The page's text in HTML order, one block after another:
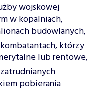
wojskowej
w kopalniach,
budowlanych,
którzy
lub rentowe,
pobierania